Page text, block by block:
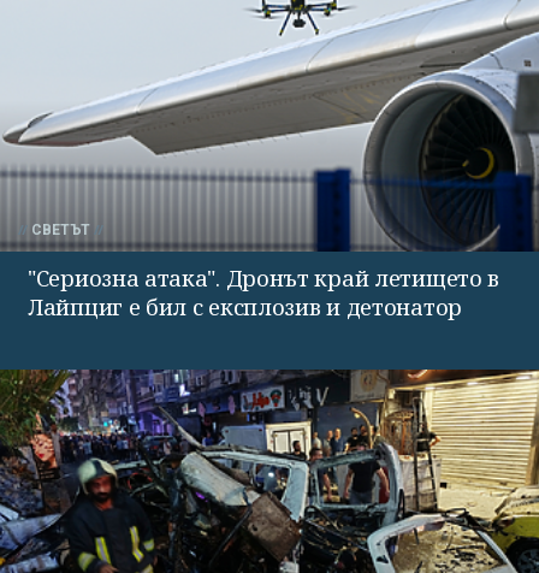
СВЕТЪТ
"Сериозна атака". Дронът край летището в
Лайпциг е бил с експлозив и детонатор